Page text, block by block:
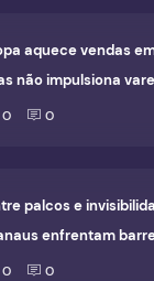
aquece vendas
não impulsiona
0 0
palcos e
enfrentam
cultural
0 0